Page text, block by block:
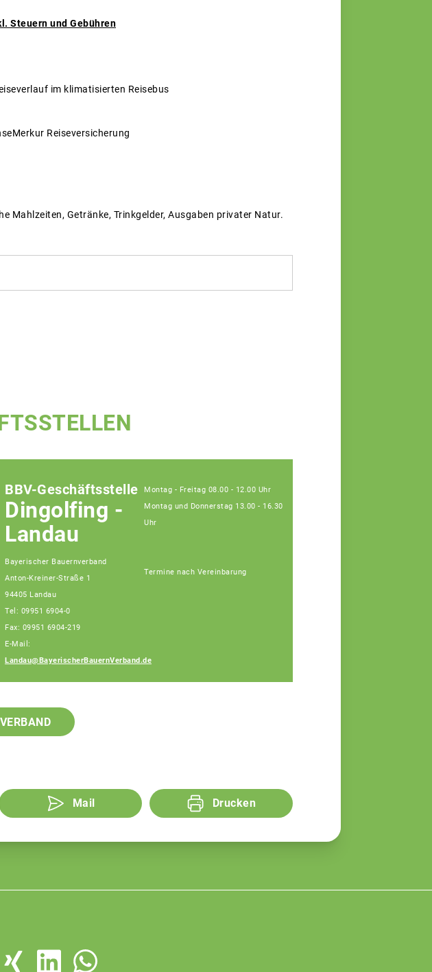
Steuern und Gebühren
im klimatisierten Reisebus
Reiseversicherung
Mahlzeiten, Getränke, Trinkgelder, Ausgaben privater Natur.
Teamassistentin
BBV-Geschäftsstelle
Dingolfing -
Landau
Bayerischer Bauernverband
Anton-Kreiner-Straße 1
94405 Landau
Tel: 09951 6904-0
Fax: 09951 6904-219
E-Mail:
Landau@BayerischerBauernVerband.de
Montag - Freitag 08.00 - 12.00 Uhr
Montag und Donnerstag 13.00 - 16.30
Uhr
Termine nach Vereinbarung
Mail Drucken